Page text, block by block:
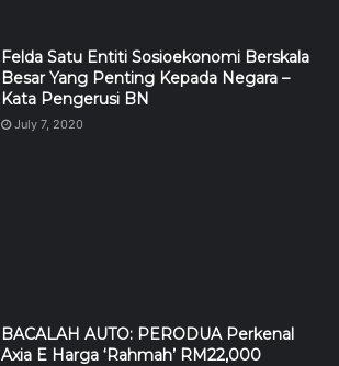
Felda Satu Entiti Sosioekonomi Berskala
Besar Yang Penting Kepada Negara –
Kata Pengerusi BN
July 7, 2020
BACALAH AUTO: PERODUA Perkenal
Axia E Harga ‘Rahmah’ RM22,000